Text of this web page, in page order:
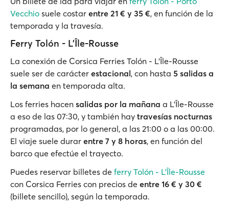
Vecchio suele costar entre 21 € y 35 €, en función de la
temporada y la travesía.
Ferry Tolón - L'Île-Rousse
La conexión de Corsica Ferries Tolón - L'Île-Rousse
suele ser de carácter estacional, con hasta 5 salidas a
la semana en temporada alta.
Los ferries hacen salidas por la mañana a L'Île-Rousse
a eso de las 07:30, y también hay travesías nocturnas
programadas, por lo general, a las 21:00 o a las 00:00.
El viaje suele durar entre 7 y 8 horas, en función del
barco que efectúe el trayecto.
Puedes reservar billetes de ferry Tolón - L'Île-Rousse
con Corsica Ferries con precios de entre 16 € y 30 €
(billete sencillo), según la temporada.